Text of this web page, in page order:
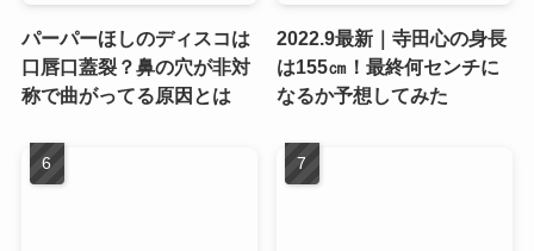
パーパーほしのディスコは
口唇口蓋裂？鼻の穴が非対
称で曲がってる原因とは
2022.9最新｜寺田心の身長
は155㎝！最終何センチに
なるか予想してみた